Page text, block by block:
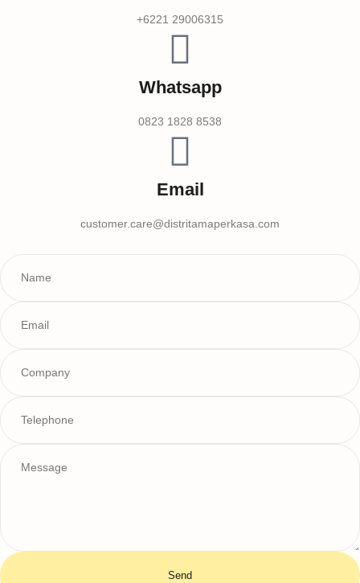
+6221 29006315
Whatsapp
0823 1828 8538
Email
customer.care@distritamaperkasa.com
Send